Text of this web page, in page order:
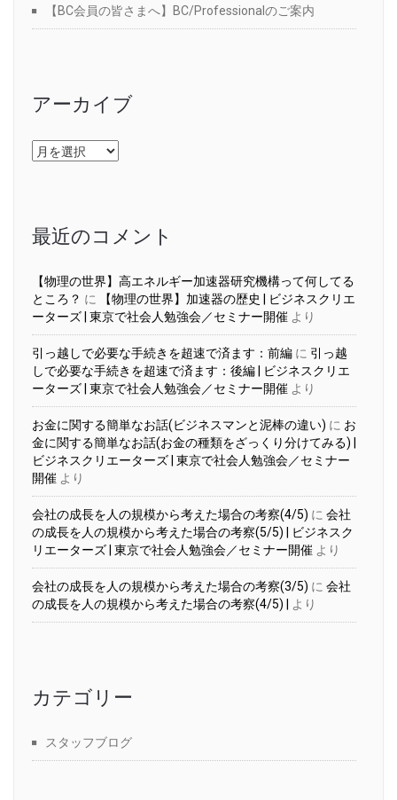
【BC会員の皆さまへ】BC/Professionalのご案内
アーカイブ
ア
ー
最近のコメント
【物理の世界】高エネルギー加速器研究機構って何してる
ところ？ に
【物理の世界】加速器の歴史 | ビジネスクリエ
ーターズ | 東京で社会人勉強会／セミナー開催 より
引っ越しで必要な手続きを超速で済ます：前編 に 引っ越
しで必要な手続きを超速で済ます：後編 | ビジネスクリエ
ーターズ | 東京で社会人勉強会／セミナー開催 より
お金に関する簡単なお話(ビジネスマンと泥棒の違い) に お
金に関する簡単なお話(お金の種類をざっくり分けてみる) |
ビジネスクリエーターズ | 東京で社会人勉強会／セミナー
開催 より
会社の成長を人の規模から考えた場合の考察(4/5) に 会社
の成長を人の規模から考えた場合の考察(5/5) | ビジネスク
リエーターズ | 東京で社会人勉強会／セミナー開催 より
会社の成長を人の規模から考えた場合の考察(3/5) に 会社
の成長を人の規模から考えた場合の考察(4/5) |
より
カテゴリー
スタッフブログ